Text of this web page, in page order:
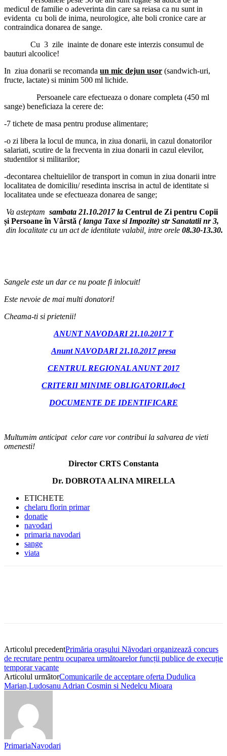
medicul de familie o adeverinta din care sa reiasa ca nu sunt in
evidenta cu boli de inima, neurologice, alte boli cronice care ar
contraindica donarea de sange.
Cu 3 zile inainte de donare este interzis consumul de
bauturi alcoolice!
In ziua donarii se recomanda un mic dejun usor (sandwich-uri,
fructe, lactate) si minim 500 ml lichide.
Persoanele care efectueaza o donare completa (450 ml
sange) beneficiaza la cerere de:
-7 tichete de masa pentru produse alimentare;
-o zi libera la locul de munca, in ziua donarii, in cazul donatorilor
salariati, scutire de la frecventa in ziua donarii in cazul elevilor,
studentilor si militarilor;
-decontarea cheltuielilor de transport in comun in ziua donarii intre
localitatea de domiciliu/ resedinta inscrisa in actul de identitate si
localitatea unde se efectueaza donarea de sange;
Va asteptam sambata 21.10.2017 la Centrul de Zi pentru Copii
și Persoane în Vârstă ( langa Taxe si Impozite) str Sanatatii nr 3,
din localitate cu un act de identitate valabil, intre orele 08.30-13.30.
Sangele este un dar ce nu poate fi inlocuit!
Este nevoie de mai multi donatori!
Cheama-ti si prietenii!
ANUNT NAVODARI 21.10.2017 T
Anunt NAVODARI 21.10.2017 presa
CENTRUL REGIONAL ANUNT 2017
CRITERII MINIME OBLIGATORII.doc1
DOCUMENTE DE IDENTIFICARE
Multumim anticipat celor care vor contribui la salvarea de vieti
omenesti!
Director CRTS Constanta
Dr. DOBROTA ALINA MIRELLA
ETICHETE
chelaru florin primar
donatie
navodari
primaria navodari
sange
viata
Articolul precedentPrimăria orașului Năvodari organizează concurs
de recrutare pentru ocuparea următoarelor funcții publice de execuție
temporar vacante
Articolul următorComunicarile de acceptare oferta Dudulica
Marian,Ludosanu Adrian Cosmin si Nedelcu Mioara
PrimariaNavodari